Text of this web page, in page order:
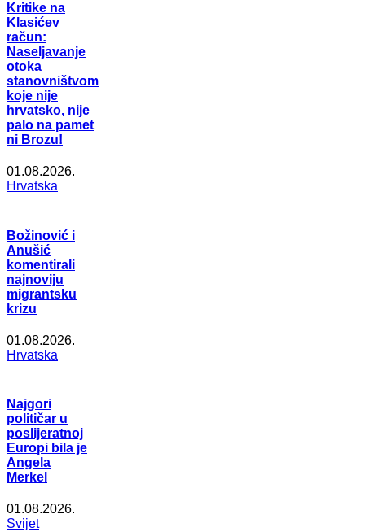
Kritike na
Klasićev
račun:
Naseljavanje
otoka
stanovništvom
koje nije
hrvatsko, nije
palo na pamet
ni Brozu!
01.08.2026.
Hrvatska
Božinović i
Anušić
komentirali
najnoviju
migrantsku
krizu
01.08.2026.
Hrvatska
Najgori
političar u
poslijeratnoj
Europi bila je
Angela
Merkel
01.08.2026.
Svijet